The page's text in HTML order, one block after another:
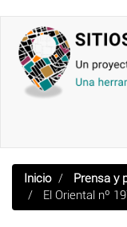
contenido
principal
Inicio
Prensa y
El Oriental nº